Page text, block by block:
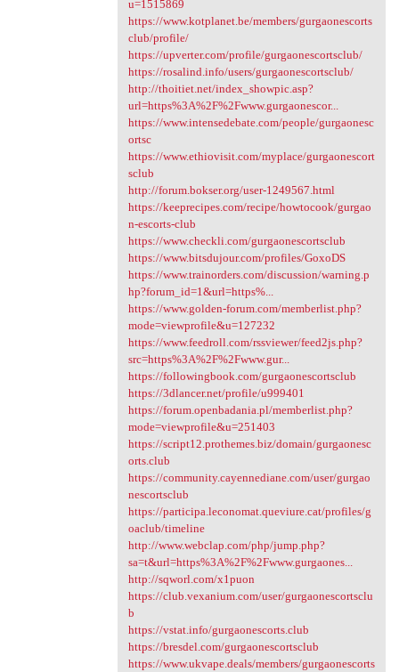
u=1515869
https://www.kotplanet.be/members/gurgaonescorts
club/profile/
https://upverter.com/profile/gurgaonescortsclub/
https://rosalind.info/users/gurgaonescortsclub/
http://thoitiet.net/index_showpic.asp?
url=https%3A%2F%2Fwww.gurgaonescor...
https://www.intensedebate.com/people/gurgaonesc
ortsc
https://www.ethiovisit.com/myplace/gurgaonescort
sclub
http://forum.bokser.org/user-1249567.html
https://keeprecipes.com/recipe/howtocook/gurgao
n-escorts-club
https://www.checkli.com/gurgaonescortsclub
https://www.bitsdujour.com/profiles/GoxoDS
https://www.trainorders.com/discussion/warning.p
hp?forum_id=1&url=https%...
https://www.golden-forum.com/memberlist.php?
mode=viewprofile&u=127232
https://www.feedroll.com/rssviewer/feed2js.php?
src=https%3A%2F%2Fwww.gur...
https://followingbook.com/gurgaonescortsclub
https://3dlancer.net/profile/u999401
https://forum.openbadania.pl/memberlist.php?
mode=viewprofile&u=251403
https://script12.prothemes.biz/domain/gurgaonesc
orts.club
https://community.cayennediane.com/user/gurgao
nescortsclub
https://participa.leconomat.queviure.cat/profiles/g
oaclub/timeline
http://www.webclap.com/php/jump.php?
sa=t&url=https%3A%2F%2Fwww.gurgaones...
http://sqworl.com/x1puon
https://club.vexanium.com/user/gurgaonescortsclu
b
https://vstat.info/gurgaonescorts.club
https://bresdel.com/gurgaonescortsclub
https://www.ukvape.deals/members/gurgaonescorts